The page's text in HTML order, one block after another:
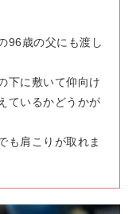
96歳の父にも渡し
下に敷いて仰向け
ているかどうかが
も肩こりが取れま